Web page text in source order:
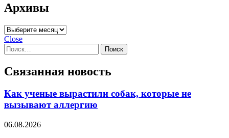
Архивы
Архивы
Close
Найти:
Связанная новость
Как ученые вырастили собак, которые не
вызывают аллергию
06.08.2026